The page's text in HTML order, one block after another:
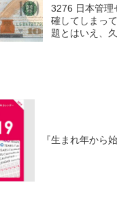
3276 日本管理
確してしまっ
題とはいえ、
『生まれ年から